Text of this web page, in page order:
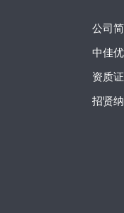
公司
中佳
资质
招贤